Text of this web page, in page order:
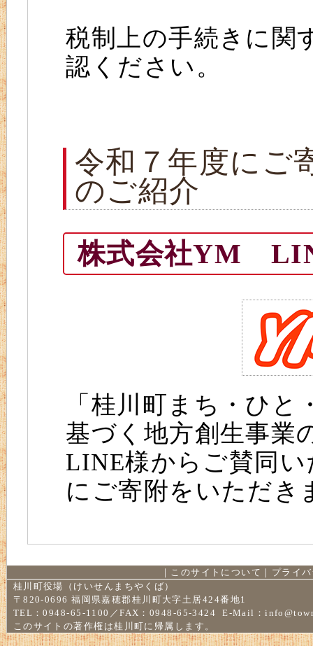
税制上の手続きに関
認ください。
令和７年度にご
のご紹介
株式会社YM
「桂川町まち・ひ
基づく地方創生事
LINE様からご賛同
にご寄附をいただき
｜ このサイトについて ｜ プライ
桂川町役場（けいせんまちやくば）
〒820-0696 福岡県嘉穂郡桂川町大字土居424番地1
TEL：0948-65-1100／FAX：0948-65-3424 E-Mail：
このサイトの著作権は桂川町に帰属します。